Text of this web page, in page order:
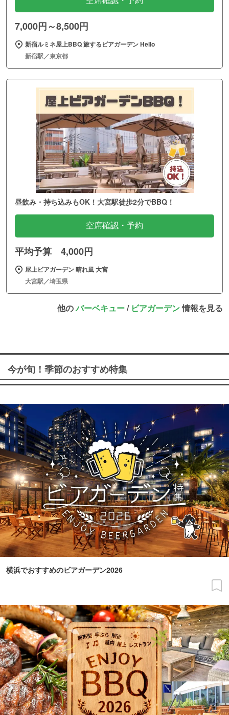
7,000円～8,500円
新宿ルミネ屋上BBQ 旅するビアガーデン Hello
新宿駅／東京都
昼飲み・持ち込みもOK！大宮駅徒歩2分でBBQ！
空席確認・予約
平均予算 4,000円
屋上ビアガーデン 晴れ風 大宮
大宮駅／埼玉県
他のバーベキュー/ ビアガーデン情報を見る
今が旬！季節のおすすめ特集
横浜でおすすめのビアガーデン2026